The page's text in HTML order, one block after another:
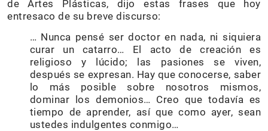
de Artes Plásticas, dijo estas frases que hoy
entresaco de su breve discurso:
… Nunca pensé ser doctor en nada, ni siquiera
curar un catarro… El acto de creación es
religioso y lúcido; las pasiones se viven,
después se expresan. Hay que conocerse, saber
lo más posible sobre nosotros mismos,
dominar los demonios… Creo que todavía es
tiempo de aprender, así que como ayer, sean
ustedes indulgentes conmigo…